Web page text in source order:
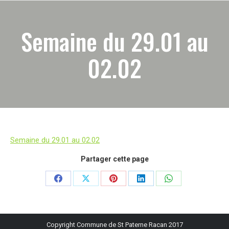
Semaine du 29.01 au
02.02
Semaine du 29.01 au 02.02
Partager cette page
Partager
Facebook
Partager
X
Partager
Pinterest
Partager
LinkedIn
Partager
WhatsApp
Copyright Commune de St Paterne Racan 2017